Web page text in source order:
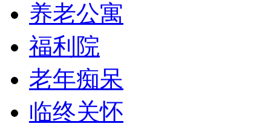
养老公寓
福利院
老年痴呆
临终关怀